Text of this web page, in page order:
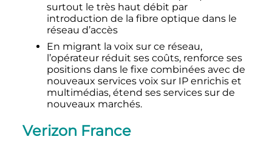
surtout le très haut débit par
introduction de la fibre optique dans le
réseau d’accès
En migrant la voix sur ce réseau,
l’opérateur réduit ses coûts, renforce ses
positions dans le fixe combinées avec de
nouveaux services voix sur IP enrichis et
multimédias, étend ses services sur de
nouveaux marchés.
Verizon France